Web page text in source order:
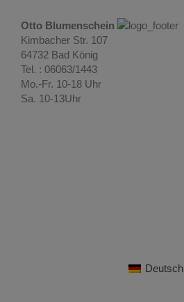
Otto Blumenschein
Kimbacher Str. 107
64732 Bad König
Tel. : 06063/1443
Mo.-Fr. 10-18 Uhr
Sa. 10-13Uhr
Deutsch